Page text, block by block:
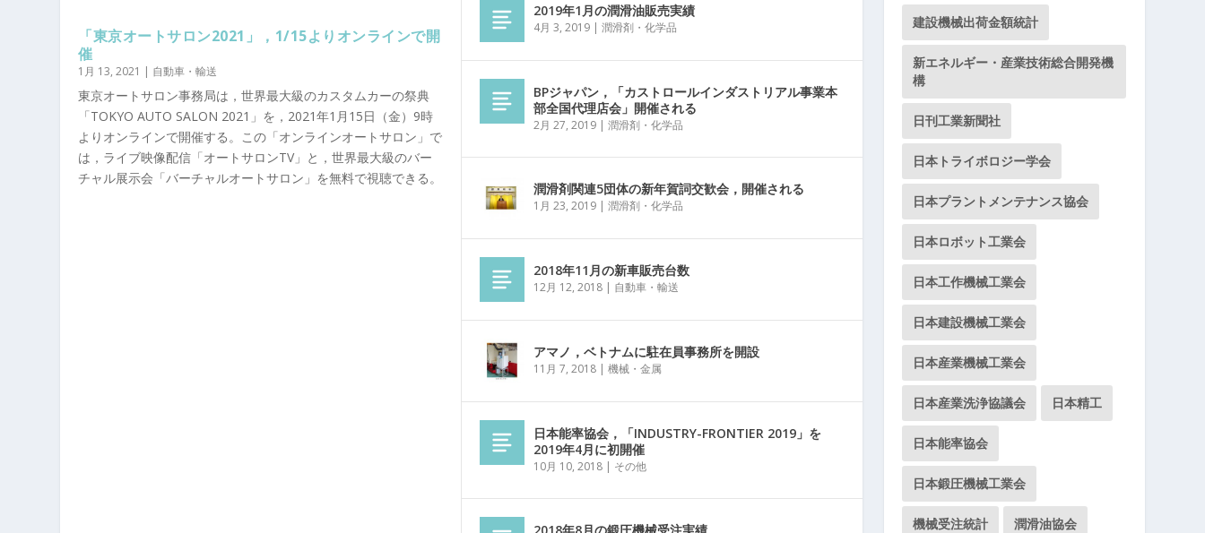
「東京オートサロン2021」，1/15よりオンラインで開
催
1月 13, 2021 | 自動車・輸送
東京オートサロン事務局は，世界最大級のカスタムカーの祭典
「TOKYO AUTO SALON 2021」を，2021年1月15日（金）9時
よりオンラインで開催する。この「オンラインオートサロン」で
は，ライブ映像配信「オートサロンTV」と，世界最大級のバー
チャル展示会「バーチャルオートサロン」を無料で視聴できる。
2019年1月の潤滑油販売実績
4月 3, 2019| 潤滑剤・化学品
BPジャパン，「カストロールインダストリアル事業本
部全国代理店会」開催される
2月 27, 2019| 潤滑剤・化学品
潤滑剤関連5団体の新年賀詞交歓会，開催される
1月 23, 2019| 潤滑剤・化学品
2018年11月の新車販売台数
12月 12, 2018| 自動車・輸送
アマノ，ベトナムに駐在員事務所を開設
11月 7, 2018| 機械・金属
日本能率協会，「INDUSTRY-FRONTIER 2019」を
2019年4月に初開催
10月 10, 2018| その他
建設機械出荷金額統計
新エネルギー・産業技術総合開発機
構
日刊工業新聞社
日本トライボロジー学会
日本プラントメンテナンス協会
日本ロボット工業会
日本工作機械工業会
日本建設機械工業会
日本産業機械工業会
日本産業洗浄協議会 日本精工
日本能率協会
日本鍛圧機械工業会
機械受注統計 潤滑油協会